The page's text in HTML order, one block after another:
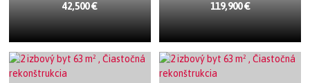
42,500 € 119,900 €